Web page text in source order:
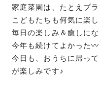
家庭菜園は、たとえプ
こどもたちも何気に楽
毎日の楽しみ＆癒しに
今年も続けてよかった
今日も、おうちに帰っ
が楽しみです♪